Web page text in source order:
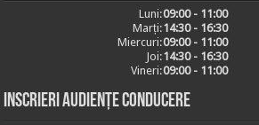
Luni:09:00 - 11:00
Marți:14:30 - 16:30
Miercuri:09:00 - 11:00
Joi:14:30 - 16:30
Vineri:09:00 - 11:00
Inscrieri audiențe conducere